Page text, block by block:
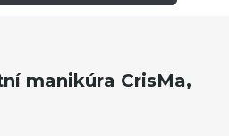
manikúra CrisMa,